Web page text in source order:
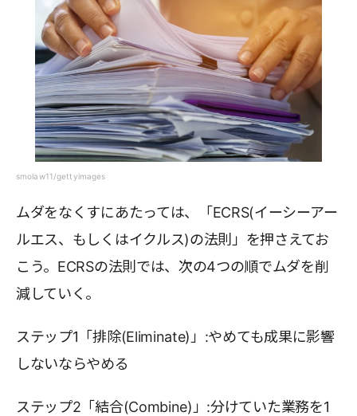
smolaw11/gettyimages
ムダをなくすにあたっては、「ECRS(イーシーアー
ルエス、もしくはイクルス)の法則」を押さえてお
こう。ECRSの法則では、次の4つの順でムダを削
減していく。
ステップ1「排除(Eliminate)」:やめても成果に影響
しないならやめる
ステップ2「結合(Combine)」:分けていた業務を1